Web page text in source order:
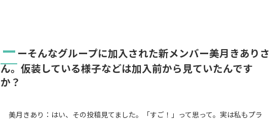
ー ーそんなグループに加入された新メンバー美月きありさ
ん。仮装している様子などは加入前から見ていたんです
か？
美月きあり：はい、その投稿見てました。「すご！」って思って。実は私もプラ